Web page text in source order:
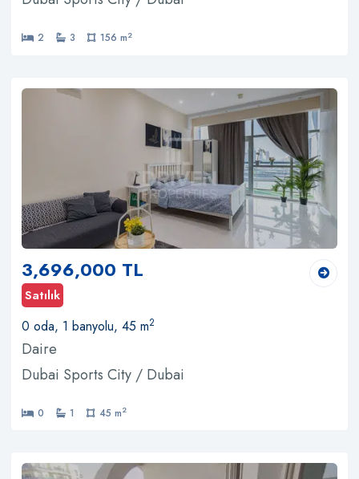
2 3 156 m2
3,696,000 TL
Satılık
0 oda, 1 banyolu, 45 m2
Daire
Dubai Sports City / Dubai
0 1 45 m2